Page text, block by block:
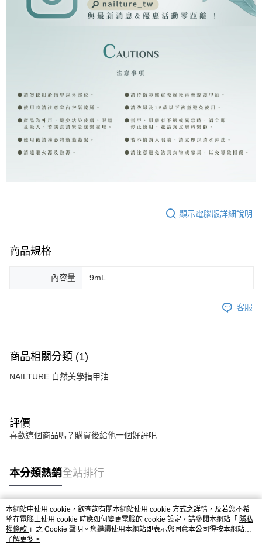
顯示電腦版詳細說明
商品規格
內容量 9mL
客服
商品相關分類 (1)
NAILTURE 自然美學指甲油
評價
喜歡這個商品嗎？購買後給他一個好評吧
本分類熱銷全站排行
熱門標籤
本網站中使用 cookie，欲查詢有關本網站使用 cookie 方式之詳情，及若您不希
望在電腦上使用 cookie 時應如何變更電腦的 cookie 設定，請參閱本網站「 隱私
權條款 」之 Cookie 聲明。您繼續使用本網站即表示您同意本公司得按本網站使
用條款之 Cookie 聲明使用 cookie。
了解更多 >